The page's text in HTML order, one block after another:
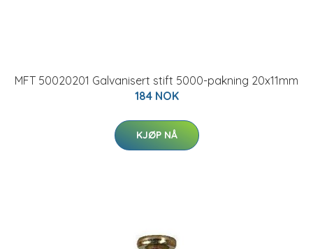
MFT 50020201 Galvanisert stift 5000-pakning 20x11mm
184 NOK
KJØP NÅ